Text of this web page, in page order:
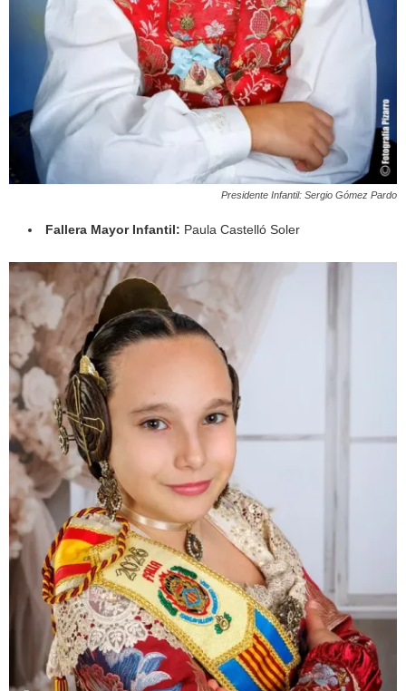
Presidente Infantil: Sergio Gómez Pardo
Fallera Mayor Infantil: Paula Castelló Soler